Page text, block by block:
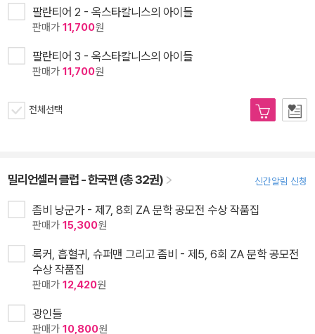
팔란티어 2 - 옥스타칼니스의 아이들
판매가 11,700원
팔란티어 3 - 옥스타칼니스의 아이들
판매가 11,700원
전체선택
밀리언셀러 클럽 - 한국편 (총 32권) 신간알림 신청
좀비 낭군가 - 제7, 8회 ZA 문학 공모전 수상 작품집
판매가 15,300원
록커, 흡혈귀, 슈퍼맨 그리고 좀비 - 제5, 6회 ZA 문학 공모전
수상 작품집
판매가 12,420원
광인들
판매가 10,800원